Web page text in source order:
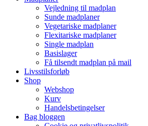
Vejledning til madplan
Sunde madplaner
Vegetariske madplaner
Flexitariske madplaner
Single madplan
Basislager
Få tilsendt madplan på mail
Livsstilsforløb
Shop
Webshop
Kurv
Handelsbetingelser
Bag bloggen